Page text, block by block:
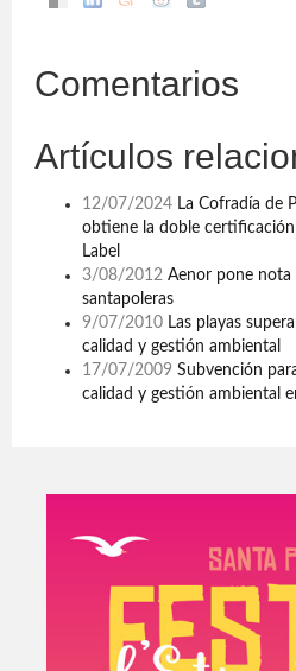
Comentarios
Artículos
12/07/2024 La Cofradía de
obtiene la doble
Label
3/08/2012 Aenor pone nota
santapoleras
9/07/2010 Las playas
calidad y gestión ambiental
17/07/2009 Subvención
calidad y gestión ambiental